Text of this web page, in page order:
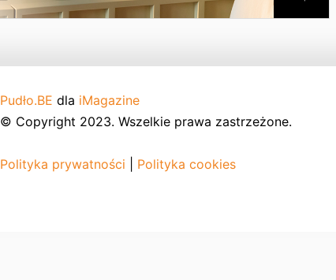
Pudło.BE dla iMagazine
© Copyright 2023. Wszelkie prawa zastrzeżone.
Polityka prywatności Polityka cookies